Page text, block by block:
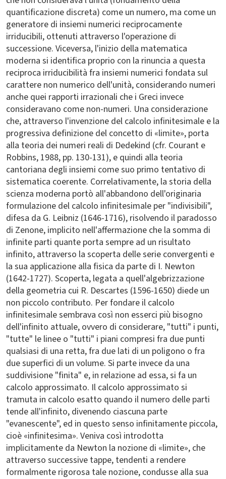
quantificazione discreta) come un numero, ma come un
generatore di insiemi numerici reciprocamente
irriducibili, ottenuti attraverso l'operazione di
successione. Viceversa, l'inizio della matematica
moderna si identifica proprio con la rinuncia a questa
reciproca irriducibilità fra insiemi numerici fondata sul
carattere non numerico dell'unità, considerando numeri
anche quei rapporti irrazionali che i Greci invece
consideravano come non-numeri. Una considerazione
che, attraverso l'invenzione del calcolo infinitesimale e la
progressiva definizione del concetto di «limite», porta
alla teoria dei numeri reali di Dedekind (cfr. Courant e
Robbins, 1988, pp. 130-131), e quindi alla teoria
cantoriana degli insiemi come suo primo tentativo di
sistematica coerente. Correlativamente, la storia della
scienza moderna portò all'abbandono dell'originaria
formulazione del calcolo infinitesimale per "indivisibili",
difesa da G. Leibniz (1646-1716), risolvendo il paradosso
di Zenone, implicito nell'affermazione che la somma di
infinite parti quante porta sempre ad un risultato
infinito, attraverso la scoperta delle serie convergenti e
la sua applicazione alla fisica da parte di I. Newton
(1642-1727). Scoperta, legata a quell'algebrizzazione
della geometria cui R. Descartes (1596-1650) diede un
non piccolo contributo. Per fondare il calcolo
infinitesimale sembrava così non esserci più bisogno
dell'infinito attuale, ovvero di considerare, "tutti" i punti,
"tutte" le linee o "tutti" i piani compresi fra due punti
qualsiasi di una retta, fra due lati di un poligono o fra
due superfici di un volume. Si parte invece da una
suddivisione "finita" e, in relazione ad essa, si fa un
calcolo approssimato. Il calcolo approssimato si
tramuta in calcolo esatto quando il numero delle parti
tende all'infinito, divenendo ciascuna parte
"evanescente", ed in questo senso infinitamente piccola,
cioè «infinitesima». Veniva così introdotta
implicitamente da Newton la nozione di «limite», che
attraverso successive tappe, tendenti a rendere
formalmente rigorosa tale nozione, condusse alla sua